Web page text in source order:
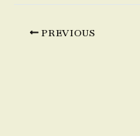
PREVIOUS